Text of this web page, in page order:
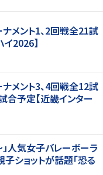
メント1、2回戦全21試
2026】
メント3、4回戦全12試
合予定【近畿インター
人気女子バレーボーラ
ショットが話題「恐る